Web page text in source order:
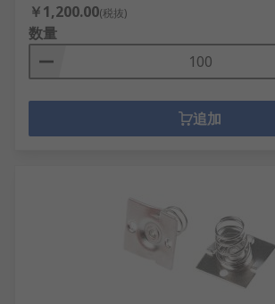
￥1,200.00(税抜)
数量
追加